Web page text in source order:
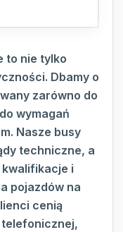
to nie tylko
Dbamy o
zarówno do
wymagań
Nasze busy
techniczne, a
i
pojazdów na
cenią